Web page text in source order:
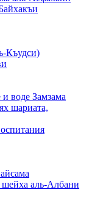
Къудси)
воде Замзама
шариата,
аль-Албани